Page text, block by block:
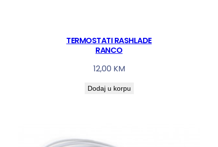
TERMOSTATI RASHLADE
RANCO
12,00 KM
Dodaj u korpu